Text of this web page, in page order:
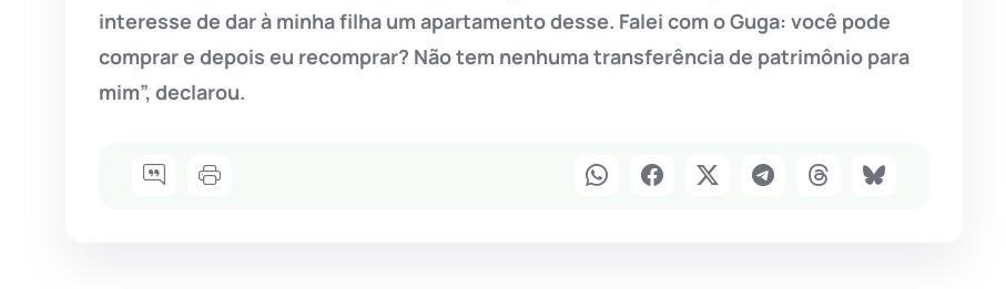
interesse de dar à minha filha um apartamento desse. Falei com o Guga: você pode
comprar e depois eu recomprar? Não tem nenhuma transferência de patrimônio para
mim”, declarou.